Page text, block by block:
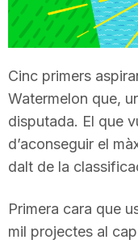
T
a
r
a
Cinc primers
Watermelon que,
disputada. El que
d’aconseguir el
dalt de la
Primera cara que
mil projectes al